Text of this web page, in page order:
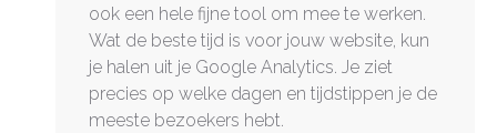
ook een hele fijne tool om mee te werken.
Wat de beste tijd is voor jouw website, kun
je halen uit je Google Analytics. Je ziet
precies op welke dagen en tijdstippen je de
meeste bezoekers hebt.